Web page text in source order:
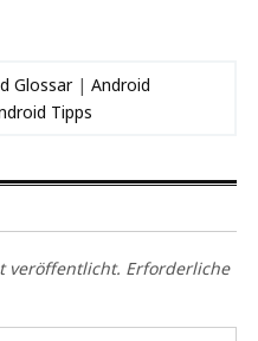
Glossar|Android
Tipps
veröffentlicht. Erforderliche